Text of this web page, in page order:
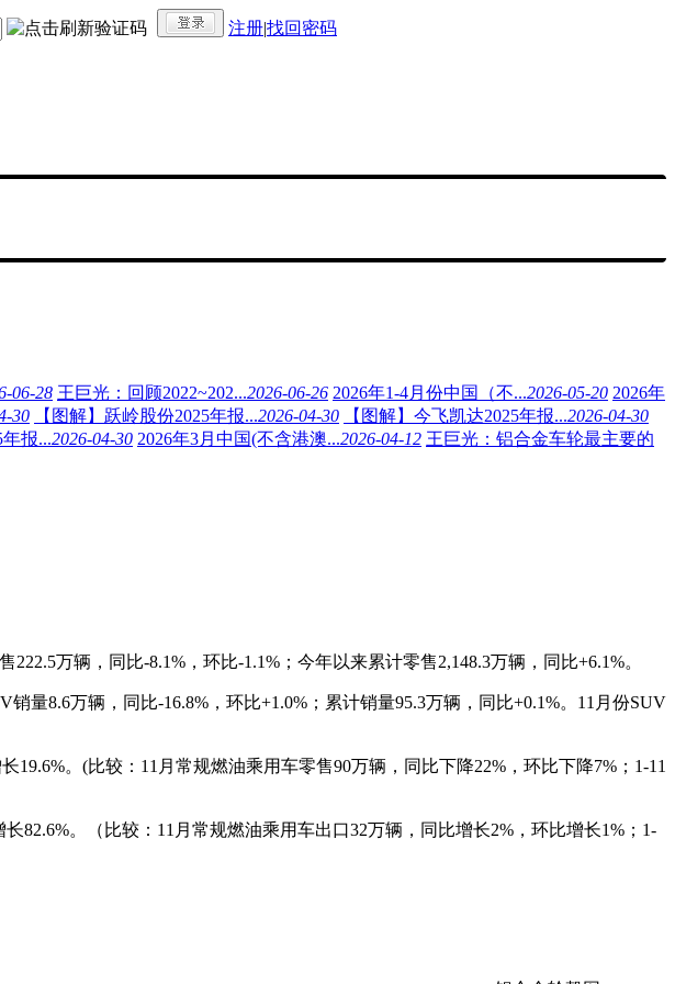
注册|找回密码
06-28 王巨光：回顾2022~202...2026-06-26 2026年1-4月份中国（不...2026-05-20 2026年
30 【图解】跃岭股份2025年报...2026-04-30 【图解】今飞凯达2025年报...2026-04-30
年报...2026-04-30 2026年3月中国(不含港澳...2026-04-12 王巨光：铝合金车轮最主要的
万辆，同比-8.1%，环比-1.1%；今年以来累计零售2,148.3万辆，同比+6.1%。
量8.6万辆，同比-16.8%，环比+1.0%；累计销量95.3万辆，同比+0.1%。11月份SUV
。(比较：11月常规燃油乘用车零售90万辆，同比下降22%，环比下降7%；1-11
82.6%。（比较：11月常规燃油乘用车出口32万辆，同比增长2%，环比增长1%；1-